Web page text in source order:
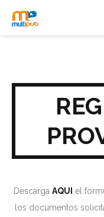
Descarga AQUI el
los documentos